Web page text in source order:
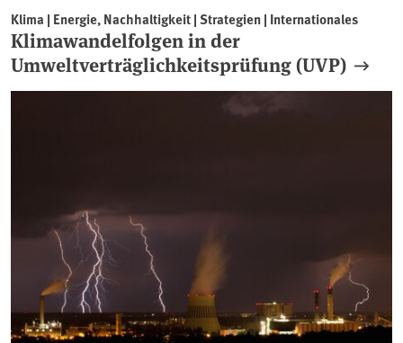
Klima | Energie, Nachhaltigkeit | Strategien | Internationales
Klimawandelfolgen in der
Umweltverträglichkeitsprüfung (UVP)